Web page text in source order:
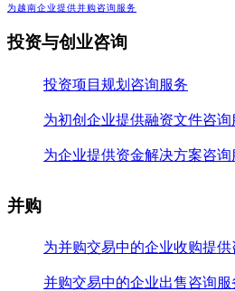
为越南企业提供并购咨询服务
投资与创业咨询
投资项目规划咨询服务
为初创企业提供融资文件咨询
为企业提供资金解决方案咨询
并购
为并购交易中的企业收购提供
并购交易中的企业出售咨询服